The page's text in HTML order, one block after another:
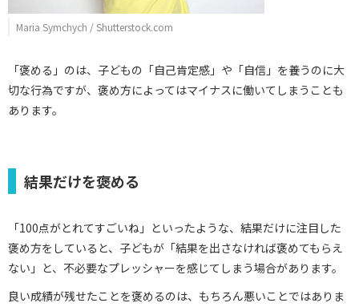
Maria Symchych / Shutterstock.com
「褒める」のは、子どもの「自己肯定感」や「自信」を養うのに大
切な行為ですが、褒め方によってはマイナスに働いてしまうことも
あります。
結果だけを褒める
「100点がとれてすごいね」といったような、結果だけに注目した
褒め方をしていると、子どもが「結果を出さなければ褒めてもらえ
ない」と、不必要なプレッシャーを感じてしまう場合があります。
良い成績が残せたことを褒めるのは、もちろん悪いことではありま